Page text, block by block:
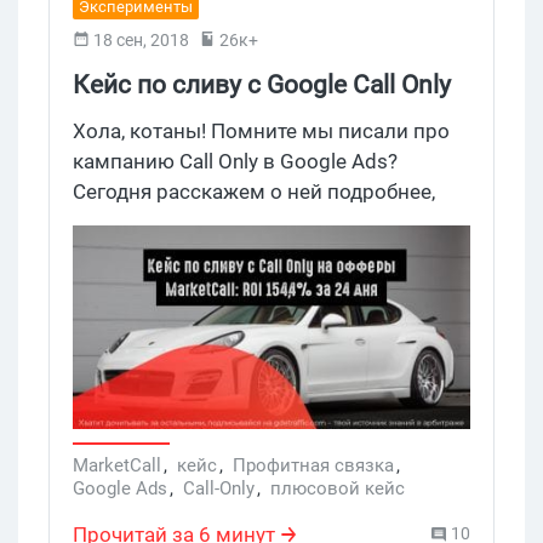
Эксперименты
18 сен, 2018 26к+
Кейс по сливу с Google Call Only
на офферы MarketCall: ROI
154,4% за 24 дня
Хола, котаны! Помните мы писали про
кампанию Call Only в Google Ads?
Сегодня расскажем о ней подробнее,
потому-что ребята из MarketCall
поделились развернутым кейсом.
Парни рассказали как сливать с
помощью Call Only на офферы
автострахования и получать нехилые
деньги. К прочтению рекомендуется!
MarketCall , кейс, Профитная связка,
Google Ads, Call-Only, плюсовой кейс
Прочитай за 6 минут 10